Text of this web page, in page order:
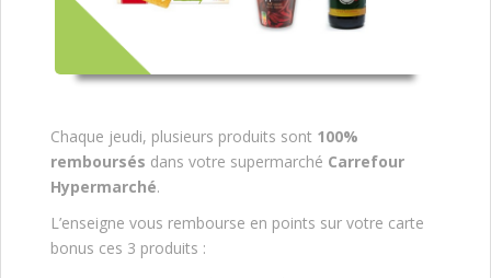
Chaque jeudi, plusieurs produits sont 100%
remboursés dans votre supermarché Carrefour
Hypermarché.
L’enseigne vous rembourse en points sur votre carte
bonus ces 3 produits :